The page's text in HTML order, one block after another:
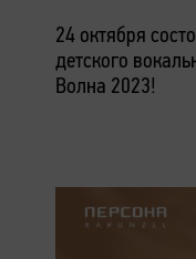
24 октября
детского
Волна 2023!